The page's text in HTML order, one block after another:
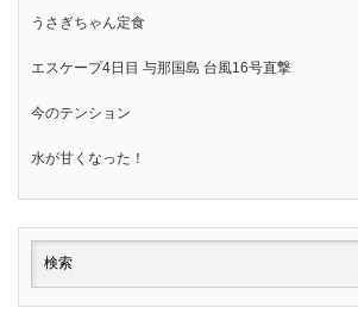
うさぎちゃん定食
エスケープ4日目 与那国島 台風16号直撃
今のテンション
水が甘くなった！